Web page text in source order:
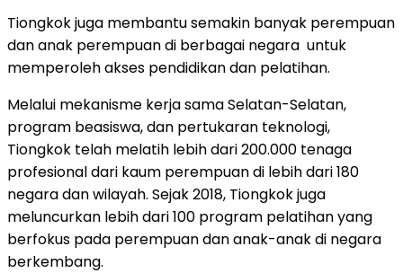
Tiongkok juga membantu semakin banyak perempuan
dan anak perempuan di berbagai negara untuk
memperoleh akses pendidikan dan pelatihan.
Melalui mekanisme kerja sama Selatan-Selatan,
program beasiswa, dan pertukaran teknologi,
Tiongkok telah melatih lebih dari 200.000 tenaga
profesional dari kaum perempuan di lebih dari 180
negara dan wilayah. Sejak 2018, Tiongkok juga
meluncurkan lebih dari 100 program pelatihan yang
berfokus pada perempuan dan anak-anak di negara
berkembang.